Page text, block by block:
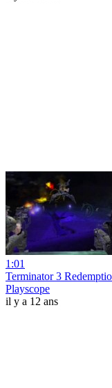
1:01
Terminator 3
Playscope
il y a 12 ans